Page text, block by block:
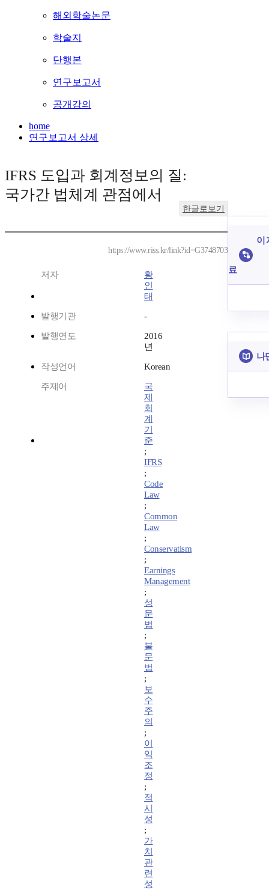
해외학술논문
학술지
단행본
연구보고서
공개강의
home
연구보고서 상세
IFRS 도입과 회계정보의 질:
국가간 법체계 관점에서
한글로보기
https://www.riss.kr/link?id=G3748703
저자
황
인
태
발행기관 -
발행연도
2016
년
작성언어 Korean
주제어
국
제
회
계
기
준
;
IFRS
;
Code
Law
;
Common
Law
;
Conservatism
;
Earnings
Management
;
성
문
법
;
불
문
법
;
보
수
주
의
;
이
익
조
정
;
적
시
성
;
가
치
관
련
성
이
료
나